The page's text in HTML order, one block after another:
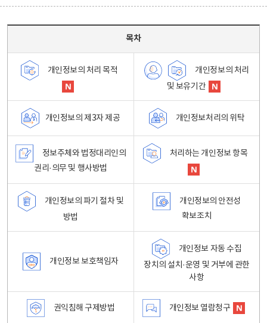
목차
개인정보의 처리 목적
개인정보의 처리
및 보유기간
개인정보의 제3자 제공 개인정보처리의 위탁
정보주체와 법정대리인의
권리·의무 및 행사방법
처리하는 개인정보 항목
개인정보의 파기 절차 및
방법
개인정보의 안전성
확보조치
개인정보 보호책임자
개인정보 자동 수집
장치의 설치·운영 및 거부에 관한
사항
권익침해 구제방법 개인정보 열람청구